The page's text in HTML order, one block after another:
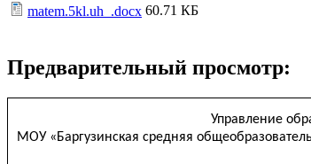
matem.5kl.uh_.docx 60.71 КБ
Предварительный просмотр:
Управление
МОУ «Баргузинская